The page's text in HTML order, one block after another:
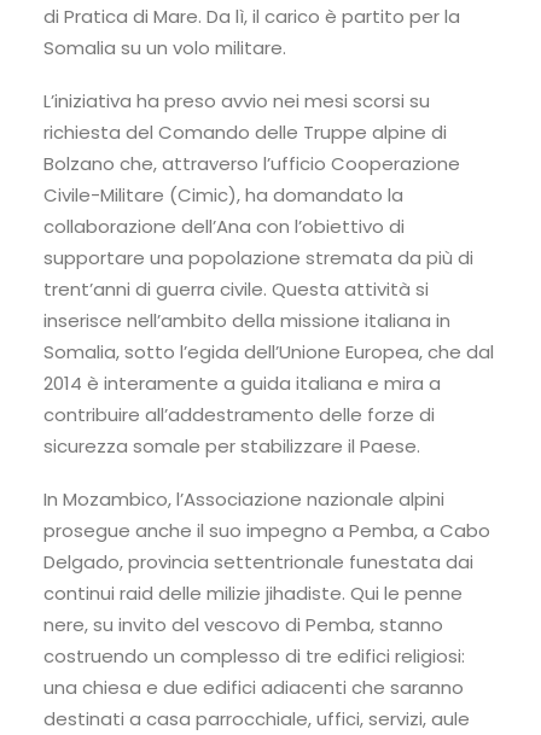
di Pratica di Mare. Da lì, il carico è partito per la
Somalia su un volo militare.
L’iniziativa ha preso avvio nei mesi scorsi su
richiesta del Comando delle Truppe alpine di
Bolzano che, attraverso l’ufficio Cooperazione
Civile-Militare (Cimic), ha domandato la
collaborazione dell’Ana con l’obiettivo di
supportare una popolazione stremata da più di
trent’anni di guerra civile. Questa attività si
inserisce nell’ambito della missione italiana in
Somalia, sotto l’egida dell’Unione Europea, che dal
2014 è interamente a guida italiana e mira a
contribuire all’addestramento delle forze di
sicurezza somale per stabilizzare il Paese.
In Mozambico, l’Associazione nazionale alpini
prosegue anche il suo impegno a Pemba, a Cabo
Delgado, provincia settentrionale funestata dai
continui raid delle milizie jihadiste. Qui le penne
nere, su invito del vescovo di Pemba, stanno
costruendo un complesso di tre edifici religiosi:
una chiesa e due edifici adiacenti che saranno
destinati a casa parrocchiale, uffici, servizi, aule